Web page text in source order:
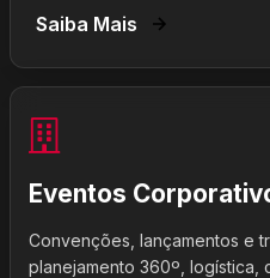
Saiba Mais
Eventos
Convenções, lançamentos e
planejamento 360º, logística,